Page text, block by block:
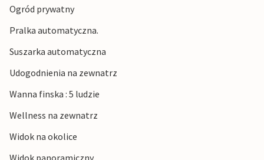
Ogród prywatny
Pralka automatyczna.
Suszarka automatyczna
Udogodnienia na zewnatrz
Wanna finska : 5 ludzie
Wellness na zewnatrz
Widok na okolice